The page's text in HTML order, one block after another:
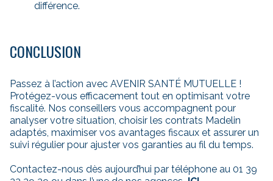
différence.
CONCLUSION
Passez à l’action avec AVENIR SANTÉ MUTUELLE !
Protégez-vous efficacement tout en optimisant votre
fiscalité. Nos conseillers vous accompagnent pour
analyser votre situation, choisir les contrats Madelin
adaptés, maximiser vos avantages fiscaux et assurer un
suivi régulier pour ajuster vos garanties au fil du temps.
Contactez-nous dès aujourd’hui par téléphone au 01 39